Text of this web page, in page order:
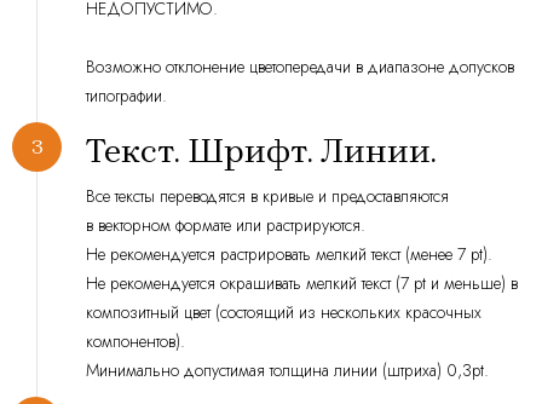
НЕДОПУСТИМО.
Возможно отклонение цветопередачи в диапазоне допусков
типографии.
Текст. Шрифт. Линии.
Все тексты переводятся в кривые и предоставляются
в векторном формате или растрируются.
Не рекомендуется растрировать мелкий текст (менее 7 pt).
Не рекомендуется окрашивать мелкий текст (7 pt и меньше) в
композитный цвет (состоящий из нескольких красочных
компонентов).
Минимально допустимая толщина линии (штриха) 0,3pt.